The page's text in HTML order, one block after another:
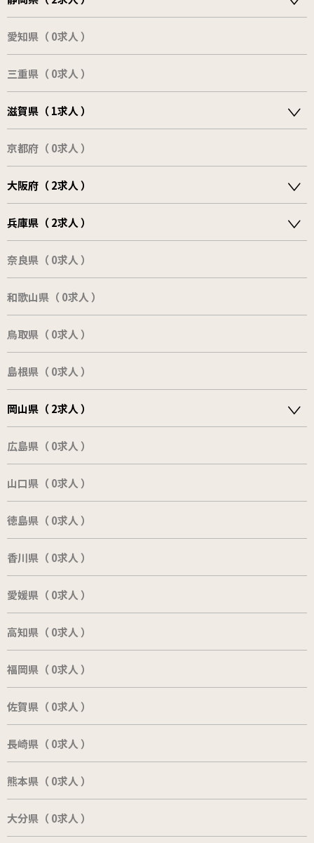
愛知県（ 0求人 ）
三重県（ 0求人 ）
滋賀県（ 1求人 ）
京都府（ 0求人 ）
大阪府（ 2求人 ）
兵庫県（ 2求人 ）
奈良県（ 0求人 ）
和歌山県（ 0求人 ）
鳥取県（ 0求人 ）
島根県（ 0求人 ）
岡山県（ 2求人 ）
広島県（ 0求人 ）
山口県（ 0求人 ）
徳島県（ 0求人 ）
香川県（ 0求人 ）
愛媛県（ 0求人 ）
高知県（ 0求人 ）
福岡県（ 0求人 ）
佐賀県（ 0求人 ）
長崎県（ 0求人 ）
熊本県（ 0求人 ）
大分県（ 0求人 ）